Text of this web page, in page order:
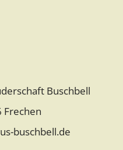
Buschbell
Frechen
buschbell.de